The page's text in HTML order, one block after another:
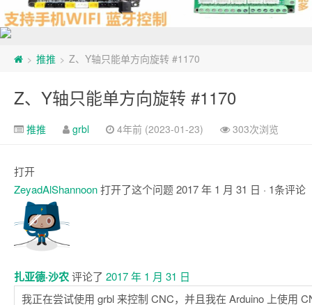
> 推推 > Z、Y轴只能单方向旋转 #1170
Z、Y轴只能单方向旋转 #1170
推推 grbl 4年前 (2023-01-23) 303次浏览
打开
ZeyadAlShannoon打开了这个问题2017 年 1 月 31 日 · 1条评论
注
扎亚德·沙农评论了 2017 年 1 月 31 日
我正在尝试使用 grbl 来控制 CNC，并且我在 Arduino 上使用